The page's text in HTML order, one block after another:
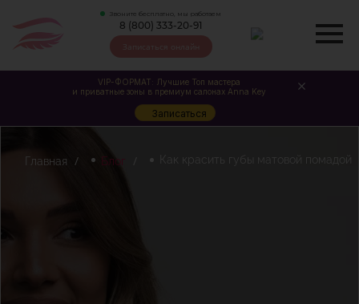
Звоните бесплатно, мы работаем
8 (800) 333-20-91
Записаться онлайн
Главная Блог Как красить губы матовой помадой
VIP-ФОРМАТ: Лучшие Топ мастера
и приватные зоны в премиум салонах Anna Key
Записаться